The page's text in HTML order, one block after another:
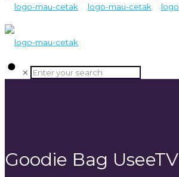
✕
Goodie Bag UseeTV